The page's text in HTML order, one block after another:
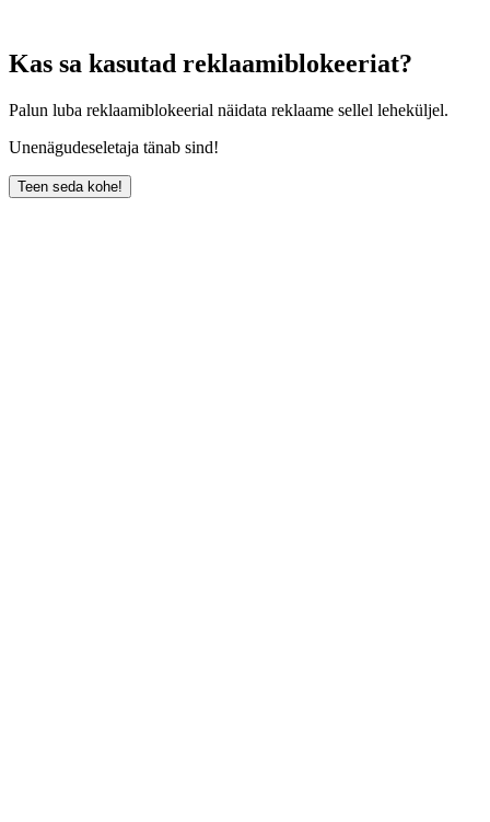
Kas sa kasutad reklaamiblokeeriat?
Palun luba reklaamiblokeerial näidata reklaame sellel leheküljel.
Unenägudeseletaja tänab sind!
Teen seda kohe!